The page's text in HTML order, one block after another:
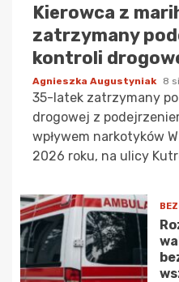
Kierowca z
zatrzymany
kontroli
Agnieszka Augustyniak 8
35-latek zatrzymany
drogowej z
wpływem narkotyków
2026 roku, na ulicy